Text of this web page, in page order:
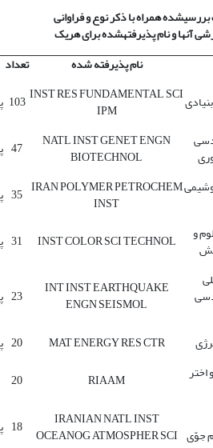
شده همراه با ذکر نوع و فراوانی
آنها و نام پذیرفتهشده برای هریک
نام پذیرفته شده
تعداد
INST RES FUNDAMENTAL SCI
IPM
103
NATL INST GENET ENGN
BIOTECHNOL
47
IRAN POLYMER PETROCHEM
INST
35
و INST COLOR SCI TECHNOL
31
INT INST EARTHQUAKE
ENGN SEISMOL
23
MAT ENERGY RES CTR
20
اختر RIAAM
20
جوّی
IRANIAN NATL INST
OCEANOG ATMOSPHER SCI
18